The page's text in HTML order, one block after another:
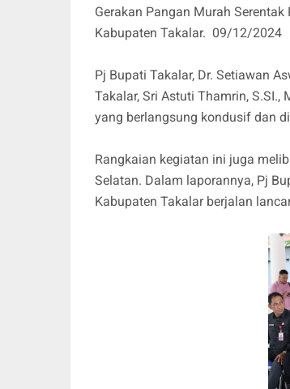
Gerakan Pangan Murah
Kabupaten Takalar. 09/12/2024
Pj Bupati Takalar, Dr. Setiawan
Takalar, Sri Astuti Thamrin,
yang berlangsung kondusif dan
Rangkaian kegiatan ini juga
Selatan. Dalam laporannya, Pj
Kabupaten Takalar berjalan